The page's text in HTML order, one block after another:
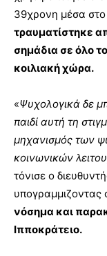
39χρονη μέσα στο
τραυματίστηκε
σημάδια σε όλο
κοιλιακή χώρα.
«Ψυχολογικά δε
παιδί αυτή τη
μηχανισμός των
κοινωνικών
τόνισε ο
υπογραμμιζοντας
νόσημα και
Ιπποκράτειο.